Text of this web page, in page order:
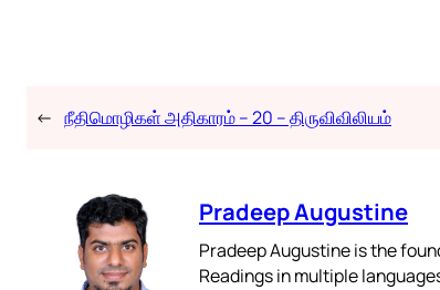
← நீதிமொழிகள் அதிகாரம் – 20 – திருவிவிலியம்
Pradeep Augustine
Pradeep Augustine is the
Readings in multiple